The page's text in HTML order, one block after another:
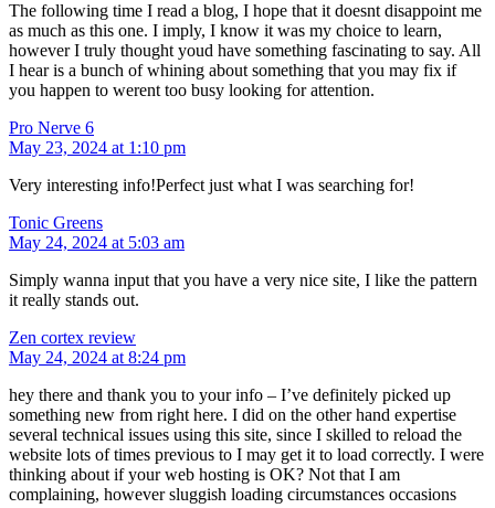
The following time I read a blog, I hope that it doesnt disappoint me
as much as this one. I imply, I know it was my choice to learn,
however I truly thought youd have something fascinating to say. All
I hear is a bunch of whining about something that you may fix if
you happen to werent too busy looking for attention.
Pro Nerve 6
May 23, 2024 at 1:10 pm
Very interesting info!Perfect just what I was searching for!
Tonic Greens
May 24, 2024 at 5:03 am
Simply wanna input that you have a very nice site, I like the pattern
it really stands out.
Zen cortex review
May 24, 2024 at 8:24 pm
hey there and thank you to your info – I’ve definitely picked up
something new from right here. I did on the other hand expertise
several technical issues using this site, since I skilled to reload the
website lots of times previous to I may get it to load correctly. I were
thinking about if your web hosting is OK? Not that I am
complaining, however sluggish loading circumstances occasions